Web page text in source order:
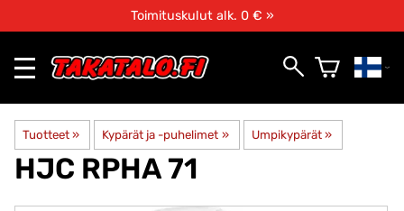
Toimituskulut alk. 0 € »
Tuotteet ‪» Kypärät ja -puhelimet ‪» Umpikypärät ‪»
HJC RPHA 71